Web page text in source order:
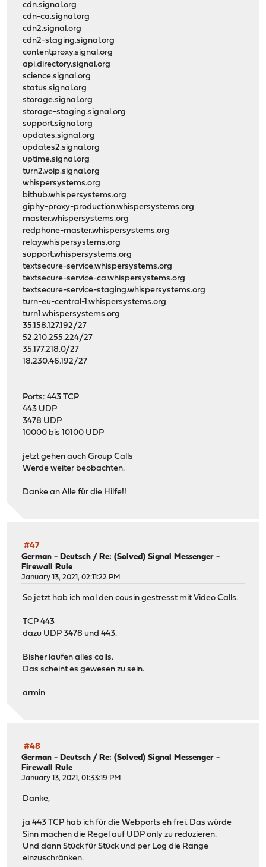
cdn.signal.org
cdn-ca.signal.org
cdn2.signal.org
cdn2-staging.signal.org
contentproxy.signal.org
api.directory.signal.org
science.signal.org
status.signal.org
storage.signal.org
storage-staging.signal.org
support.signal.org
updates.signal.org
updates2.signal.org
uptime.signal.org
turn2.voip.signal.org
whispersystems.org
bithub.whispersystems.org
giphy-proxy-production.whispersystems.org
master.whispersystems.org
redphone-master.whispersystems.org
relay.whispersystems.org
support.whispersystems.org
textsecure-service.whispersystems.org
textsecure-service-ca.whispersystems.org
textsecure-service-staging.whispersystems.org
turn-eu-central-1.whispersystems.org
turn1.whispersystems.org
35.158.127.192/27
52.210.255.224/27
35.177.218.0/27
18.230.46.192/27
Ports: 443 TCP
443 UDP
3478 UDP
10000 bis 10100 UDP
jetzt gehen auch Group Calls
Werde weiter beobachten.
Danke an Alle für die Hilfe!!
#47
German - Deutsch /Re: (Solved) Signal Messenger -
Firewall Rule
January 13, 2021, 02:11:22 PM
So jetzt hab ich mal den cousin gestresst mit Video Calls.
TCP 443
dazu UDP 3478 und 443.
Bisher laufen alles calls.
Das scheint es gewesen zu sein.
armin
#48
German - Deutsch /Re: (Solved) Signal Messenger -
Firewall Rule
January 13, 2021, 01:33:19 PM
Danke,
ja 443 TCP hab ich für die Webports eh frei. Das würde
Sinn machen die Regel auf UDP only zu reduzieren.
Und dann Stück für Stück und per Log die Range
einzuschränken.